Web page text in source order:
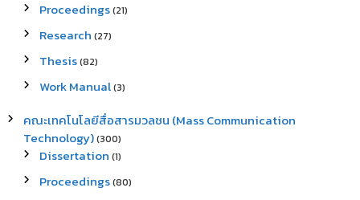
Proceedings(21)
Research (27)
Thesis(82)
Work Manual(3)
คณะเทคโนโลยีสื่อสารมวลชน (Mass Communication
Technology)(300)
Dissertation (1)
Proceedings(80)